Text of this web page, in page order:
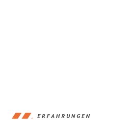
ERFAHRUNGEN